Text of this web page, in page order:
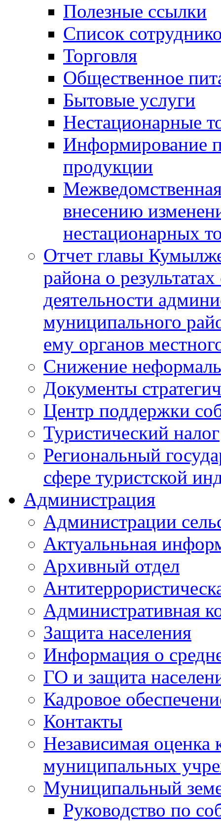
Полезные ссылки
Список
Торговля
Общественное
Бытовые услуги
Нестационарные
Информирование
продукции
внесению
нестационарных
Отчет главы
района о
деятельности
муниципального
ему органов
Снижение
Документы
Центр поддержки
Туристический налог
Региональный
сфере туристской
Администрация
Администрации
Актуальньная
Архивный отдел
Административная
Защита населения
Информация о
ГО и защита
Кадровое
Контакты
Независимая оценка
муниципальных
Муниципальный
Руководство по